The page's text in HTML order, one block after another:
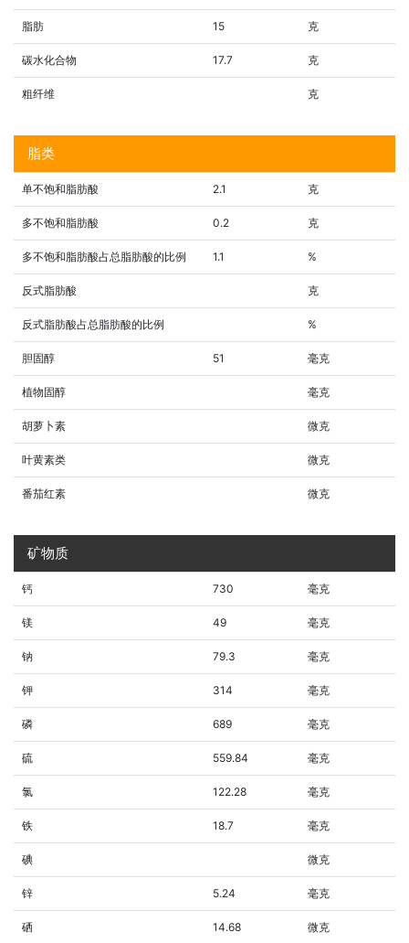
脂肪 15 克
碳水化合物 17.7 克
粗纤维 克
脂类
单不饱和脂肪酸 2.1 克
多不饱和脂肪酸 0.2 克
多不饱和脂肪酸占总脂肪酸的比例 1.1 %
反式脂肪酸 克
反式脂肪酸占总脂肪酸的比例 %
胆固醇 51 毫克
植物固醇 毫克
胡萝卜素 微克
叶黄素类 微克
番茄红素 微克
矿物质
钙 730 毫克
镁 49 毫克
钠 79.3 毫克
钾 314 毫克
磷 689 毫克
硫 559.84 毫克
氯 122.28 毫克
铁 18.7 毫克
碘 微克
锌 5.24 毫克
硒 14.68 微克